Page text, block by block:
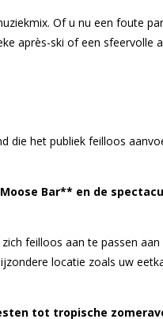
Of u nu een foute
après-ski of een sfeervolle
die het publiek feilloos
Bar** en de
feilloos aan te passen
locatie zoals uw
tot tropische